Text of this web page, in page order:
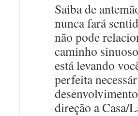
Saiba de
nunca fará
não pode
caminho
está levando
perfeita
direção a Casa/